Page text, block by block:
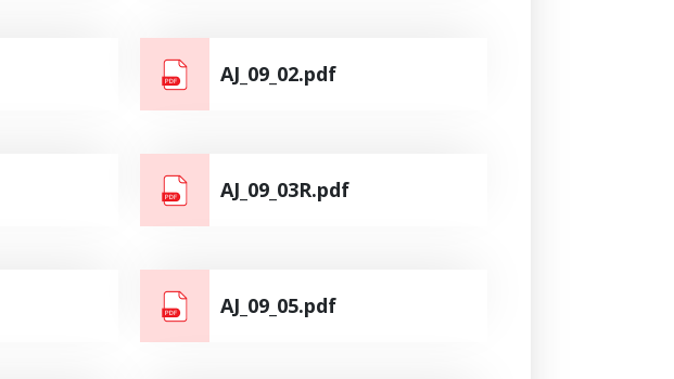
AJ_09_02.pdf
AJ_09_03R.pdf
AJ_09_05.pdf